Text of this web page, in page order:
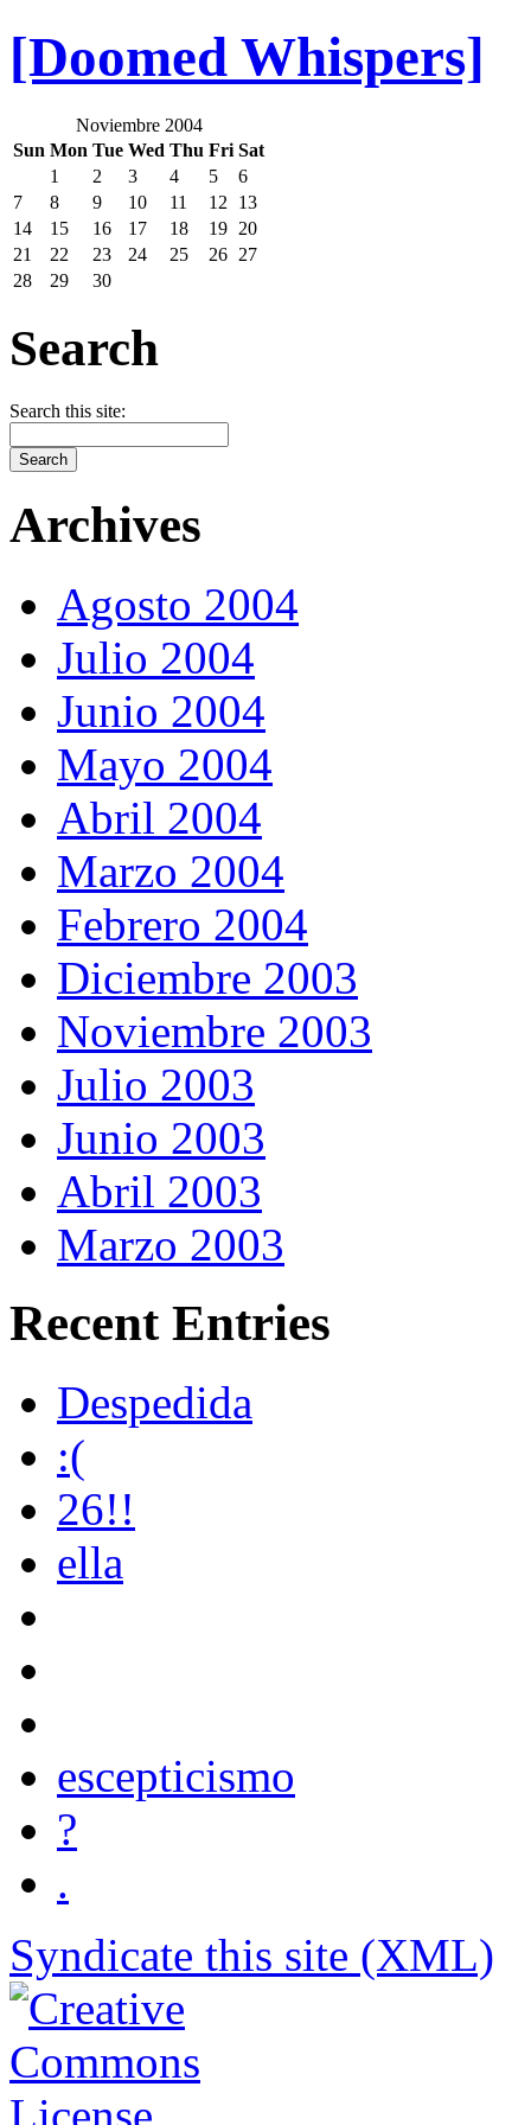
[Doomed Whispers]
Noviembre 2004
Sun Mon Tue Wed Thu Fri Sat
1
2 3 4 5
6
7
8 9 10 11 12
13
14
15 16 17 18 19 20
21
22 23 24 25 26 27
28
29 30
Search
Search this site:
Archives
Agosto 2004
Julio 2004
Junio 2004
Mayo 2004
Abril 2004
Marzo 2004
Febrero 2004
Diciembre 2003
Noviembre 2003
Julio 2003
Junio 2003
Abril 2003
Marzo 2003
Recent Entries
Despedida
:(
26!!
ella
escepticismo
?
.
Syndicate this site (XML)